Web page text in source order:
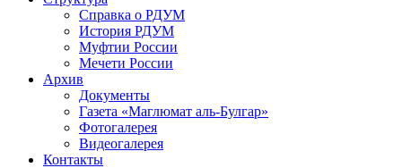
Справка о РДУМ
История РДУМ
Муфтии России
Мечети России
Архив
Документы
Газета «Маглюмат аль-Булгар»
Фотогалерея
Видеогалерея
Контакты